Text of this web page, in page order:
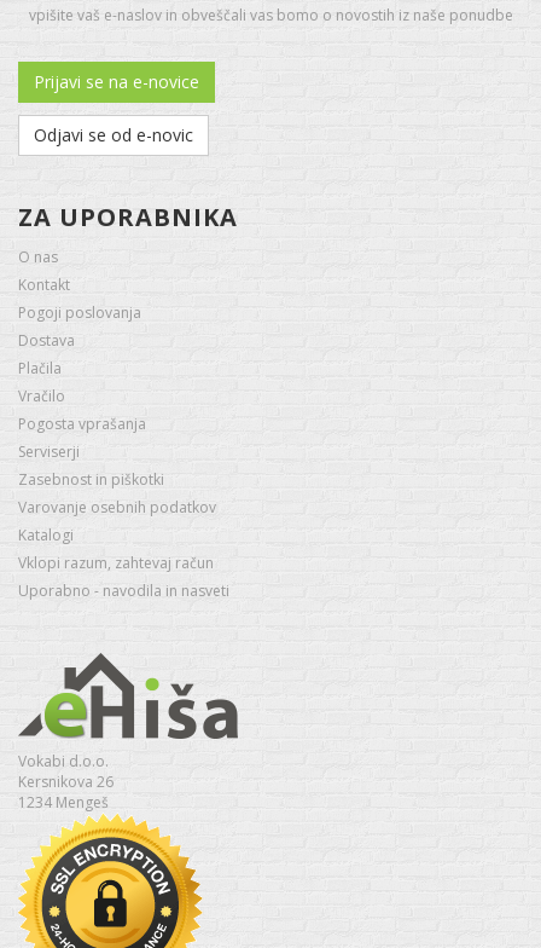
vpišite vaš e-naslov in obveščali vas bomo o novostih iz naše ponudbe
Prijavi se na e-novice
Odjavi se od e-novic
ZA UPORABNIKA
O nas
Kontakt
Pogoji poslovanja
Dostava
Plačila
Vračilo
Pogosta vprašanja
Serviserji
Zasebnost in piškotki
Varovanje osebnih podatkov
Katalogi
Vklopi razum, zahtevaj račun
Uporabno - navodila in nasveti
Vokabi d.o.o.
Kersnikova 26
1234 Mengeš